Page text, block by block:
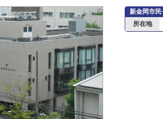
新金岡市
所在地